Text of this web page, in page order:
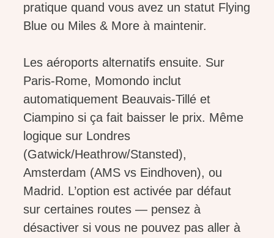
pratique quand vous avez un statut Flying
Blue ou Miles & More à maintenir.
Les aéroports alternatifs ensuite. Sur
Paris-Rome, Momondo inclut
automatiquement Beauvais-Tillé et
Ciampino si ça fait baisser le prix. Même
logique sur Londres
(Gatwick/Heathrow/Stansted),
Amsterdam (AMS vs Eindhoven), ou
Madrid. L’option est activée par défaut
sur certaines routes — pensez à
désactiver si vous ne pouvez pas aller à